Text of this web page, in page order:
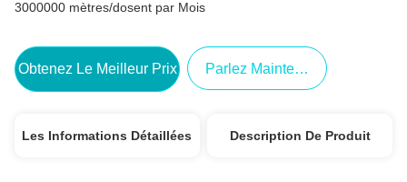
3000000 mètres/dosent par Mois
Obtenez Le Meilleur Prix Parlez Maintenant.
Les Informations Détaillées Description De Produit